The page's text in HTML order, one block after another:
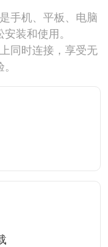
手机、平板、电脑
装和使用。
同时连接，享受无